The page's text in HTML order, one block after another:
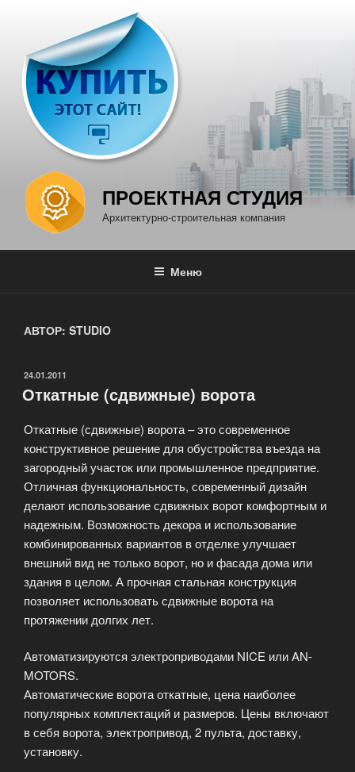
содержимому
ПРОЕКТНАЯ СТУДИЯ
Архитектурно-строительная компания
Меню
АВТОР: STUDIO
ОПУБЛИКОВАНО
24.01.2011
Откатные (сдвижные) ворота
Откатные (сдвижные) ворота – это современное
конструктивное решение для обустройства въезда на
загородный участок или промышленное предприятие.
Отличная функциональность, современный дизайн
делают использование сдвижных ворот комфортным и
надежным. Возможность декора и использование
комбинированных вариантов в отделке улучшает
внешний вид не только ворот, но и фасада дома или
здания в целом. А прочная стальная конструкция
позволяет использовать сдвижные ворота на
протяжении долгих лет.
Автоматизируются электроприводами NICE или AN-
MOTORS.
Автоматические ворота откатные, цена наиболее
популярных комплектаций и размеров. Цены включают
в себя ворота, электропривод, 2 пульта, доставку,
установку.